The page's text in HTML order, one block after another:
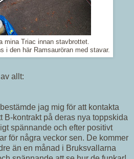
mina Triac innan stavbrottet.
i den här Ramsauröran med stavar.
allt:
jag mig för att kontakta
B-kontrakt på deras nya toppskida
spännande och efter positivt
för några veckor sen. De kommer
än en månad i Bruksvallarna